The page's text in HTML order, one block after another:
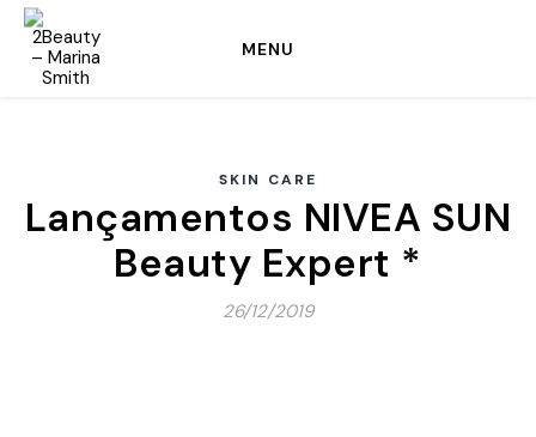
MENU
SKIN CARE
Lançamentos NIVEA SUN
Beauty Expert *
26/12/2019